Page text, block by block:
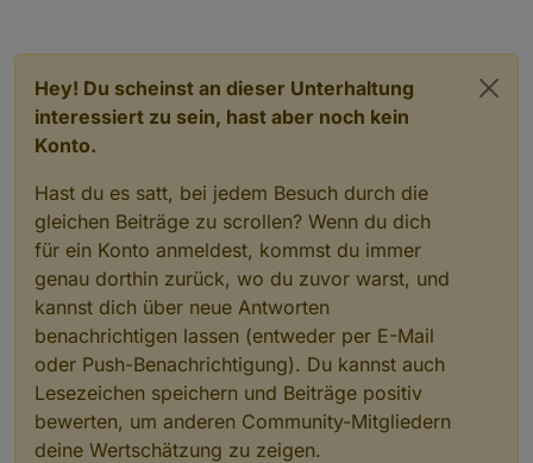
-rw-r--r--+ 1 iobroker iobroker   7988530  8.
drwxrwxrwx+ 2 iobroker iobroker      4096
-rw-r--r--+ 1 iobroker iobroker    731008  8.
-rw-r--r--+ 1 iobroker iobroker       107  8.
Hey! Du scheinst an dieser Unterhaltung
interessiert zu sein, hast aber noch kein
Konto.
Hast du es satt, bei jedem Besuch durch die
gleichen Beiträge zu scrollen? Wenn du dich
für ein Konto anmeldest, kommst du immer
genau dorthin zurück, wo du zuvor warst, und
kannst dich über neue Antworten
benachrichtigen lassen (entweder per E-Mail
oder Push-Benachrichtigung). Du kannst auch
Lesezeichen speichern und Beiträge positiv
bewerten, um anderen Community-Mitgliedern
deine Wertschätzung zu zeigen.